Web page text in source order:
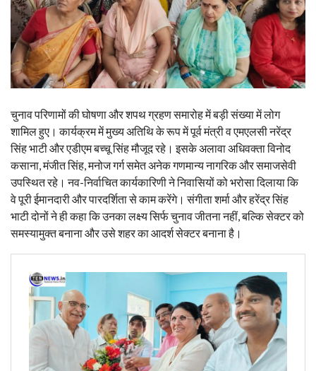
चुनाव परिणामों की घोषणा और शपथ ग्रहण समारोह में बड़ी संख्या में लोग
शामिल हुए। कार्यक्रम में मुख्य अतिथि के रूप में पूर्व मंत्री व एमएलसी नरेंद्र
सिंह भाटी और एडीएम बच्चू सिंह मौजूद रहे। इसके अलावा अधिवक्ता विनोद
कसाना, मंजीत सिंह, मनोज गर्ग समेत अनेक गणमान्य नागरिक और समाजसेवी
उपस्थित रहे। नव-निर्वाचित कार्यकारिणी ने निवासियों को भरोसा दिलाया कि
वे पूरी ईमानदारी और पारदर्शिता से काम करेंगे। संगीता शर्मा और हरेंद्र सिंह
भाटी दोनों ने ही कहा कि उनका लक्ष्य सिर्फ चुनाव जीतना नहीं, बल्कि सेक्टर को
समस्यामुक्त बनाना और उसे शहर का आदर्श सेक्टर बनाना है।